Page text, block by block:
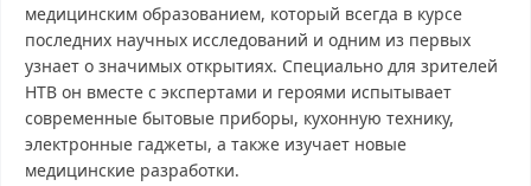
медицинским образованием, который всегда в курсе
последних научных исследований и одним из первых
узнает о значимых открытиях. Специально для зрителей
НТВ он вместе с экспертами и героями испытывает
современные бытовые приборы, кухонную технику,
электронные гаджеты, а также изучает новые
медицинские разработки.